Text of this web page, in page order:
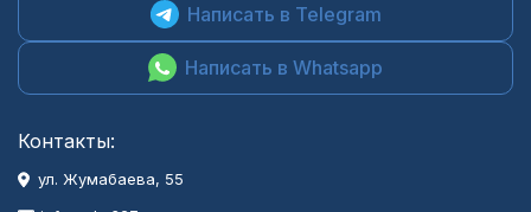
Написать в Telegram
Написать в Whatsapp
Контакты:
ул. Жумабаева, 55